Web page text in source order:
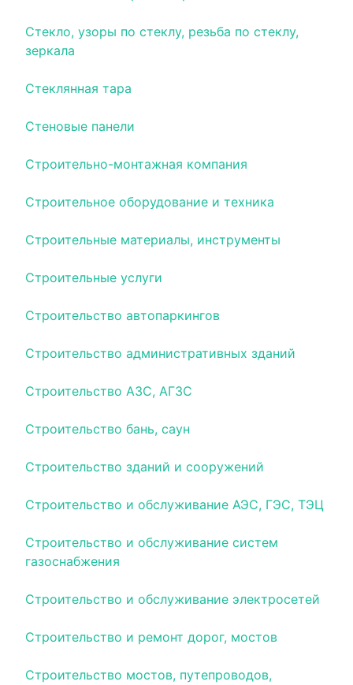
Стекло, узоры по стеклу, резьба по стеклу,
зеркала
Стеклянная тара
Стеновые панели
Строительно-монтажная компания
Строительное оборудование и техника
Строительные материалы, инструменты
Строительные услуги
Строительство автопаркингов
Строительство административных зданий
Строительство АЗС, АГЗС
Строительство бань, саун
Строительство зданий и сооружений
Строительство и обслуживание АЭС, ГЭС, ТЭЦ
Строительство и обслуживание систем
газоснабжения
Строительство и обслуживание электросетей
Строительство и ремонт дорог, мостов
Строительство мостов, путепроводов,